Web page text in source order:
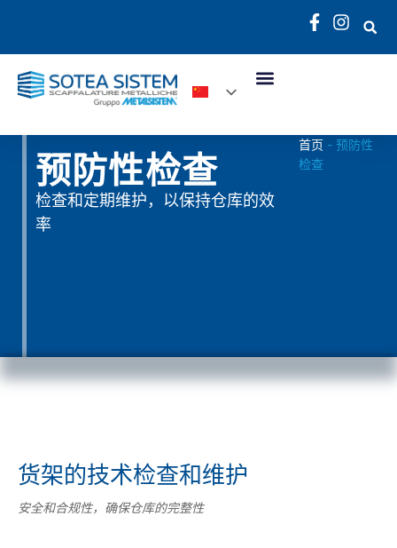
预防性检查
检查和定期维护，以保持仓库的效
率
首页 -预防性
检查
货架的技术检查和维护
安全和合规性，确保仓库的完整性